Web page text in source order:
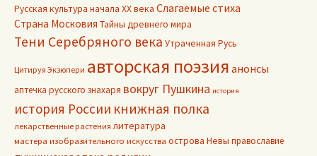
Русская культура начала ХХ века Слагаемые стиха
Страна Московия Тайны древнего мира
Тени Серебряного века Утраченная Русь
Цитируя Экзюпери авторская поэзия анонсы
аптечка русского знахаря вокруг Пушкина история
история России книжная полка
лекарственные растения литература
мастера изобразительного искусства острова Невы православие